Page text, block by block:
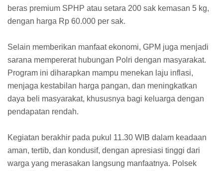
beras premium SPHP atau setara 200 sak kemasan 5 kg,
dengan harga Rp 60.000 per sak.
Selain memberikan manfaat ekonomi, GPM juga menjadi
sarana mempererat hubungan Polri dengan masyarakat.
Program ini diharapkan mampu menekan laju inflasi,
menjaga kestabilan harga pangan, dan meningkatkan
daya beli masyarakat, khususnya bagi keluarga dengan
pendapatan rendah.
Kegiatan berakhir pada pukul 11.30 WIB dalam keadaan
aman, tertib, dan kondusif, dengan apresiasi tinggi dari
warga yang merasakan langsung manfaatnya. Polsek